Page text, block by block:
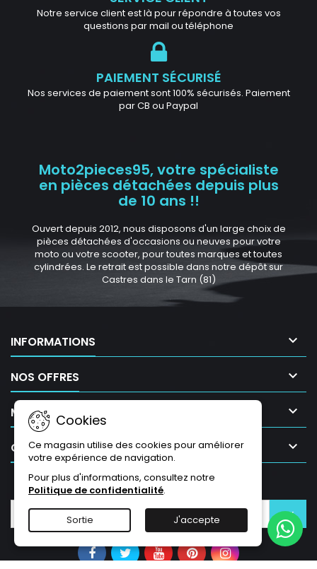
Notre service client est là pour répondre à toutes vos
questions par mail ou téléphone
PAIEMENT SÉCURISÉ
Nos services de paiement sont 100% sécurisés. Paiement
par CB ou Paypal
Moto2pieces95, votre spécialiste
en pièces détachées depuis plus
de 10 ans !!
Ouvert depuis 2012, nous disposons d'un large choix de
pièces détachées d'occasions ou neuves pour votre
moto ou votre scooter, pour toutes marques et toutes
cylindrées. Le retrait est possible dans notre dépôt sur
Castres dans le Tarn (81)
INFORMATIONS 
NOS OFFRES 
MON COMPTE 
CONTACT 
Cookies
Ce magasin utilise des cookies pour améliorer
votre expérience de navigation.
Pour plus d'informations, consultez notre
Politique de confidentialité.
Sortie J'accepte
LETTRE D'INFORMATIONS